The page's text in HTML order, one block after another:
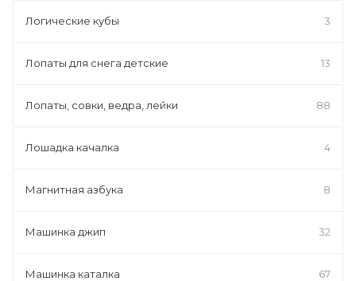
Логические кубы 3
Лопаты для снега детские 13
Лопаты, совки, ведра, лейки 88
Лошадка качалка 4
Магнитная азбука 8
Машинка джип 32
Машинка каталка 67